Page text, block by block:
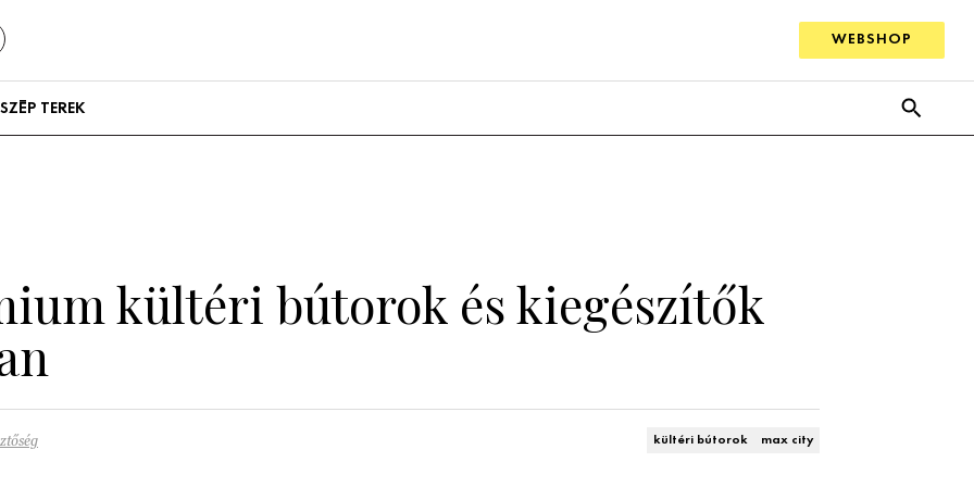
WEBSHOP
SZÉP TEREK
kültéri bútorok és kiegészítők
kültéri bútorok max city